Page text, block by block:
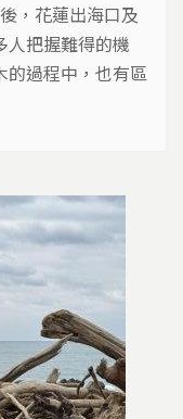
，花蓮出海口及
人把握難得的機
的過程中，也有區
？又該如何利